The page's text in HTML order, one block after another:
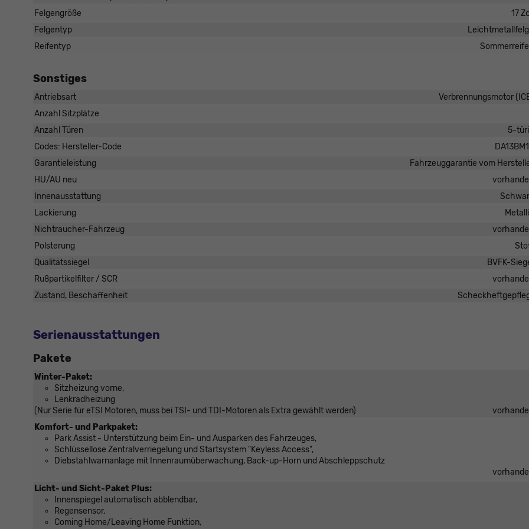
Felgengröße
17
Felgentyp
Reifentyp
Sonstiges
Antriebsart
Verbrennungsmotor
Anzahl Sitzplätze
Anzahl Türen
5-
Codes: Hersteller-Code
Garantieleistung
Fahrzeuggarantie vom
HU/AU neu
Innenausstattung
Lackierung
Nichtraucher-Fahrzeug
Polsterung
Qualitätssiegel
BVFK-
Rußpartikelfilter / SCR
Zustand, Beschaffenheit
Serienausstattungen
Pakete
Winter-Paket:
Sitzheizung vorne,
Lenkradheizung
(Nur Serie für eTSI Motoren, muss bei TSI- und TDI-Motoren als Extra gewählt werden)
Komfort- und Parkpaket:
Park Assist - Unterstützung beim Ein- und Ausparken des Fahrzeuges,
Schlüssellose Zentralverriegelung und Startsystem "Keyless Access",
Diebstahlwarnanlage mit Innenraumüberwachung, Back-up-Horn und Abschleppschutz
Licht- und Sicht-Paket Plus:
Innenspiegel automatisch abblendbar,
Regensensor,
Coming Home/Leaving Home Funktion,